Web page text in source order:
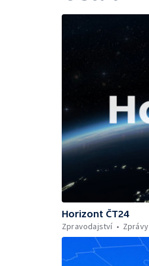
Horizont ČT24
Zpravodajství
Zprávy